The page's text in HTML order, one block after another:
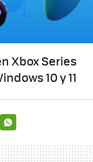
Xbox Series
10 y 11